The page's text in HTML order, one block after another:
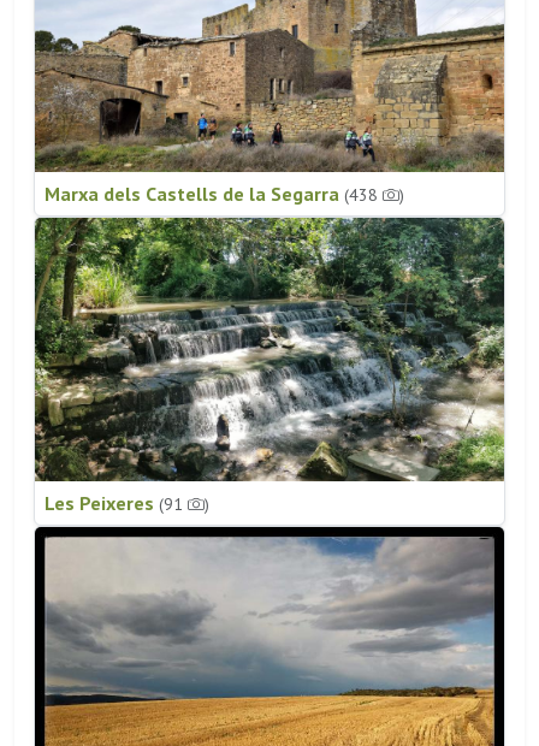
Marxa dels Castells de la Segarra (438 )
Les Peixeres (91 )